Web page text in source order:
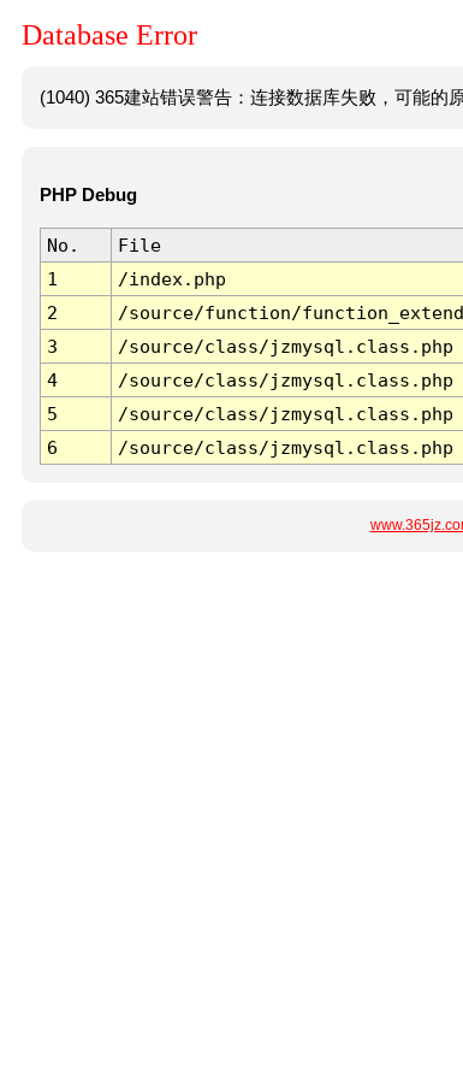
Database Error
(1040) 365建站错误警告：连接数据库失败，可能的
PHP Debug
No. File
1
/index.php
2
/source/function/
3
/source/class/jzmysql.class.php
4
/source/class/jzmysql.class.php
5
/source/class/jzmysql.class.php
6
/source/class/jzmysql.class.php